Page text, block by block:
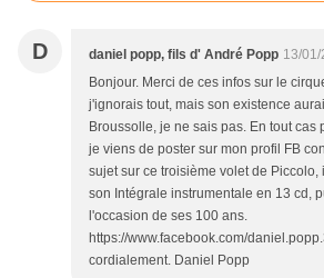
D daniel popp, fils d' André Popp 13/
Bonjour. Merci de ces infos sur le
j'ignorais tout, mais son existence
Broussolle, je ne sais pas. En tout cas
je viens de poster sur mon profil FB
sujet sur ce troisième volet de
son Intégrale instrumentale en 13 cd,
l'occasion de ses 100 ans.
https://www.facebook.com/
cordialement. Daniel Popp